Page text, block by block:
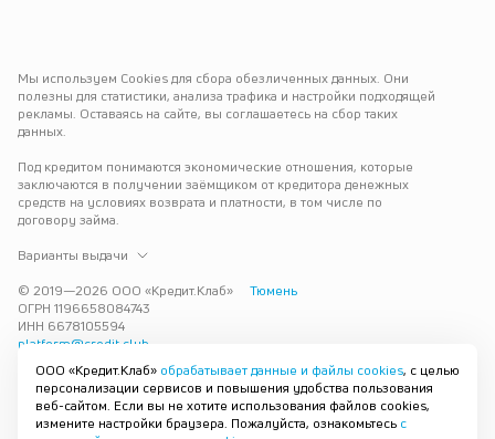
ООО «Кредит.Клаб» обрабатывает данные и файлы cookies, с целью
персонализации сервисов и повышения удобства пользования
веб-сайтом. Если вы не хотите использования файлов cookies,
измените настройки браузера. Пожалуйста, ознакомьтесь с
Мы используем Cookies для сбора обезличенных данных. Они
полезны для статистики, анализа трафика и настройки подходящей
рекламы. Оставаясь на сайте, вы соглашаетесь на сбор таких
данных.
Под кредитом понимаются экономические отношения, которые
заключаются в получении заёмщиком от кредитора денежных
средств на условиях возврата и платности, в том числе по
договору займа.
Варианты выдачи
© 2019—2026 ООО «Кредит.Клаб»
ОГРН 1196658084743
ИНН 6678105594
Тюмень
platform@credit.club
Кредит под залог недвижимости в Тюмени до 15 млн рублей —
срочно и без лишних справок. Получите деньги под залог
квартиры с плохой кредитной историей с одобрением за 30 минут.
Рассмотрим заявку и предложим наиболее подходящие условия